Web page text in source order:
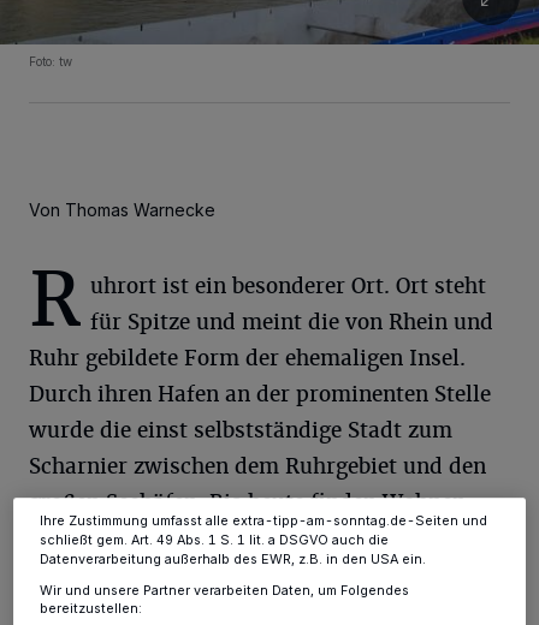
Foto: tw
Von Thomas Warnecke
R uhrort ist ein besonderer Ort. Ort steht
für Spitze und meint die von Rhein und
Ruhr gebildete Form der ehemaligen Insel.
Durch ihren Hafen an der prominenten Stelle
wurde die einst selbstständige Stadt zum
Scharnier zwischen dem Ruhrgebiet und den
großen Seehäfen. Bis heute finden Wohnen
und Arbeiten hier enger beieinander statt als
anderswo, gleichzeitig wird der
Strukturwandel hier besonders sichtbar:
Wir und unsere 218 -Partner speichern und greifen auf
personenbezogene Daten wie Browserdaten oder eindeutige
Kennungen auf Ihrem Gerät zu. Durch Auswahl von OK aktivieren Sie
Tracking-Technologien für die unter „Wir und unsere Partner
verarbeiten Daten, um Ihnen Dienste bereitzustellen“ aufgeführten
Zwecke. Wenn Tracker deaktiviert sind, sind manche Inhalte und
Anzeigen möglicherweise nicht mehr so relevant für Sie. Sie können
ändern oder Ihre Einwilligung zu widerrufen, indem Sie auf den Link
Ihre Einstellungen gelten innerhalb unseres Website. Weitere
Informationen finden Sie in unserer Datenschutzerklärung.
Ihre Zustimmung umfasst alle extra-tipp-am-sonntag.de-Seiten und
schließt gem. Art. 49 Abs. 1 S. 1 lit. a DSGVO auch die
Datenverarbeitung außerhalb des EWR, z.B. in den USA ein.
Wir und unsere Partner verarbeiten Daten, um Folgendes
bereitzustellen: